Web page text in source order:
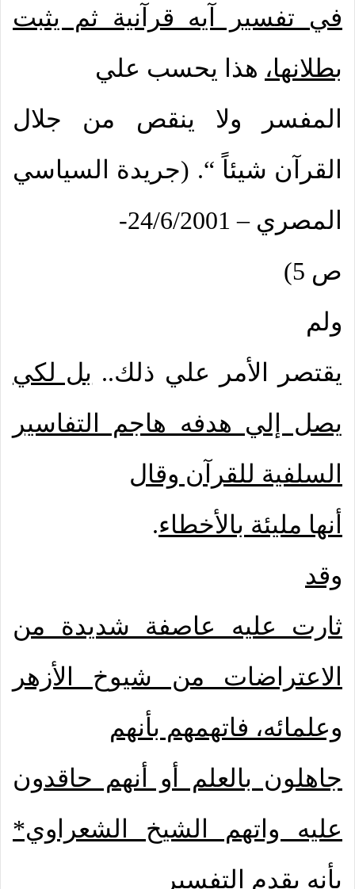
في تفسير آيه قرآنية ثم يثبت
بطلانها، هذا يحسب علي
المفسر ولا ينقص من جلال
القرآن شيئاً “. (جريدة السياسي
المصري – 24/6/2001-
ص 5)
ولم
يقتصر الأمر علي ذلك.. بل لكي
يصل إلي هدفه هاجم التفاسير
السلفية للقرآن وقال
أنها مليئة بالأخطاء.
وقد
ثارت عليه عاصفة شديدة من
الاعتراضات من شيوخ الأزهر
وعلمائه، فاتهمهم بأنهم
جاهلون بالعلم أو أنهم حاقدون
عليه واتهم الشيخ الشعراوي*
بأنه يقدم التفسير